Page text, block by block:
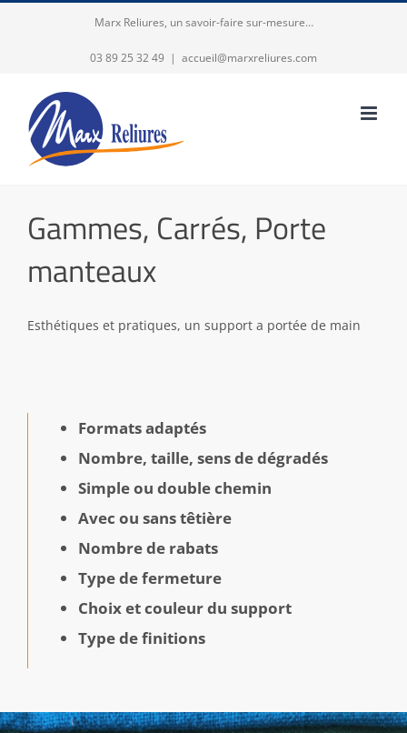
Marx Reliures, un savoir-faire sur-mesure…
03 89 25 32 49 | accueil@marxreliures.com
Gammes, Carrés, Porte
manteaux
Esthétiques et pratiques, un support a portée de main
Formats adaptés
Nombre, taille, sens de dégradés
Simple ou double chemin
Avec ou sans têtière
Nombre de rabats
Type de fermeture
Choix et couleur du support
Type de finitions